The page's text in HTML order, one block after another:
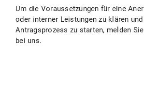
Um die Voraussetzungen für eine
oder interner Leistungen zu klären und
Antragsprozess zu starten, melden
bei uns.